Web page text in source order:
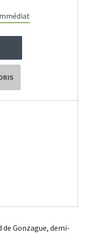
Gonzague, demi-